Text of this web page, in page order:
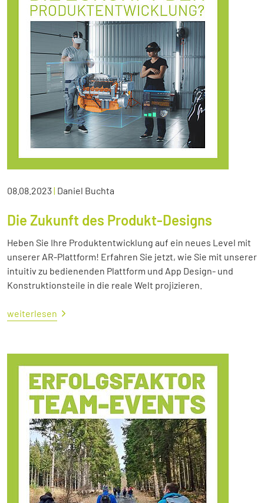
08.08.2023| Daniel Buchta
Die Zukunft des Produkt-Designs
Heben Sie Ihre Produktentwicklung auf ein neues Level mit
unserer AR-Plattform! Erfahren Sie jetzt, wie Sie mit unserer
intuitiv zu bedienenden Plattform und App Design- und
Konstruktionsteile in die reale Welt projizieren.
weiterlesen